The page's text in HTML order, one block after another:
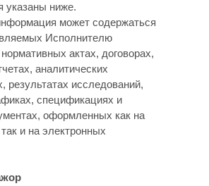
указаны ниже.
может содержаться
Исполнителю
актах, договорах,
аналитических
результатах исследований,
спецификациях и
оформленных как на
и на электронных